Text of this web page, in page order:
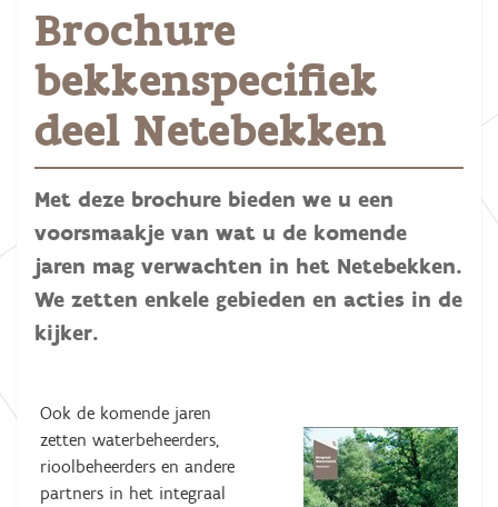
Brochure
bekkenspecifiek
deel Netebekken
Met deze brochure bieden we u een
voorsmaakje van wat u de komende
jaren mag verwachten in het Netebekken.
We zetten enkele gebieden en acties in de
kijker.
Ook de komende jaren
zetten waterbeheerders,
rioolbeheerders en andere
partners in het integraal